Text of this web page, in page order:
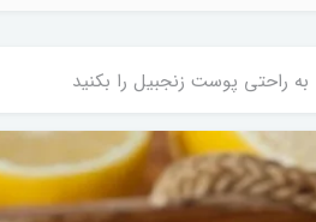
به راحتی پوست زنجبیل را بکنید